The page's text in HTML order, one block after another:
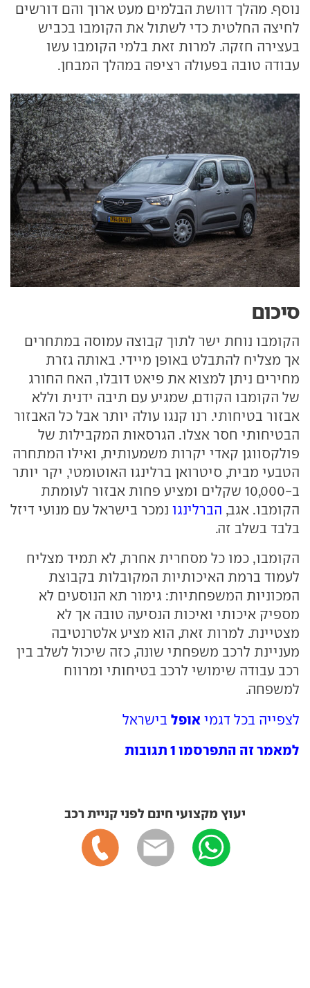
נוסף. מהלך דוושת הבלמים מעט ארוך והם דורשים
לחיצה החלטית כדי לשתול את הקומבו בכביש
בעצירה חזקה. למרות זאת בלמי הקומבו עשו
עבודה טובה בפעולה רציפה במהלך המבחן.
סיכום
הקומבו נוחת ישר לתוך קבוצה עמוסה במתחרים
אך מצליח להתבלט באופן מיידי. באותה גזרת
מחירים ניתן למצוא את פיאט דובלו, האח החורג
של הקומבו הקודם, שמגיע עם תיבה ידנית וללא
אבזור בטיחותי. רנו קנגו עולה יותר אבל כל האבזור
הבטיחותי חסר אצלו. הגרסאות המקבילות של
פולקסווגן קאדי יקרות משמעותית, ואילו המתחרה
הטבעי מבית, סיטרואן ברלינגו האוטומטי, יקר יותר
ב-10,000 שקלים ומציע פחות אבזור לעומתת
הקומבו. אגב, הברלינגו נמכר בישראל עם מנועי דיזל
בלבד בשלב זה.
הקומבו, כמו כל מסחרית אחרת, לא תמיד מצליח
לעמוד ברמת האיכותיות המקובלות בקבוצת
המכוניות המשפחתיות: גימור תא הנוסעים לא
מספיק איכותי ואיכות הנסיעה טובה אך לא
מצטיינת. למרות זאת, הוא מציע אלטרנטיבה
מעניינת לרכב משפחתי שונה, כזה שיכול לשלב בין
רכב עבודה שימושי לרכב בטיחותי ומרווח
למשפחה.
לצפייה בכל דגמי אופל בישראל
למאמר זה התפרסמו 1 תגובות
יעוץ מקצועי חינם לפני קניית רכב